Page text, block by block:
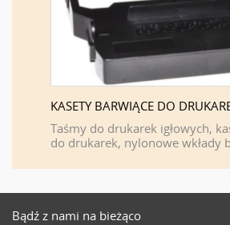
KASETY BARWIĄCE DO
Taśmy do drukarek igłowych,
do drukarek, nylonowe wkłady
Bądź z nami na bieżąco